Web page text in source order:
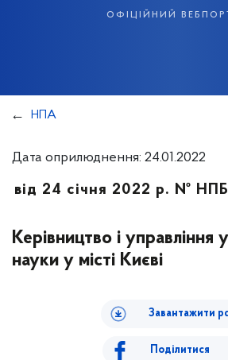
офіційний
НПА
Дата оприлюднення: 24.01.2022
від 24 січня 2022 р. №
Керівництво і управління
науки у місті Києві
Завантажити
Поділитися